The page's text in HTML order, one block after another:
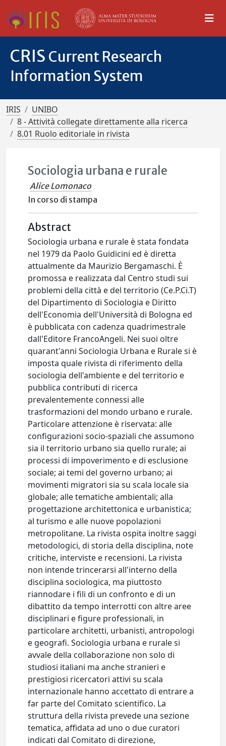
CRIS Current Research
Information System
IRIS
UNIBO
8 - Attività collegate direttamente alla ricerca
8.01 Ruolo editoriale in rivista
Sociologia urbana e rurale
Alice Lomonaco
In corso di stampa
Abstract
Sociologia urbana e rurale è stata fondata
nel 1979 da Paolo Guidicini ed è diretta
attualmente da Maurizio Bergamaschi. È
promossa e realizzata dal Centro studi sui
problemi della città e del territorio (Ce.P.Ci.T)
del Dipartimento di Sociologia e Diritto
dell'Economia dell'Università di Bologna ed
è pubblicata con cadenza quadrimestrale
dall'Editore FrancoAngeli. Nei suoi oltre
quarant'anni Sociologia Urbana e Rurale si è
imposta quale rivista di riferimento della
sociologia dell'ambiente e del territorio e
pubblica contributi di ricerca
prevalentemente connessi alle
trasformazioni del mondo urbano e rurale.
Particolare attenzione è riservata: alle
configurazioni socio-spaziali che assumono
sia il territorio urbano sia quello rurale; ai
processi di impoverimento e di esclusione
sociale; ai temi del governo urbano; ai
movimenti migratori sia su scala locale sia
globale; alle tematiche ambientali; alla
progettazione architettonica e urbanistica;
al turismo e alle nuove popolazioni
metropolitane. La rivista ospita inoltre saggi
metodologici, di storia della disciplina, note
critiche, interviste e recensioni. La rivista
non intende trincerarsi all'interno della
disciplina sociologica, ma piuttosto
riannodare i fili di un confronto e di un
dibattito da tempo interrotti con altre aree
disciplinari e figure professionali, in
particolare architetti, urbanisti, antropologi
e geografi. Sociologia urbana e rurale si
avvale della collaborazione non solo di
studiosi italiani ma anche stranieri e
prestigiosi ricercatori attivi su scala
internazionale hanno accettato di entrare a
far parte del Comitato scientifico. La
struttura della rivista prevede una sezione
tematica, affidata ad uno o due curatori
indicati dal Comitato di direzione,